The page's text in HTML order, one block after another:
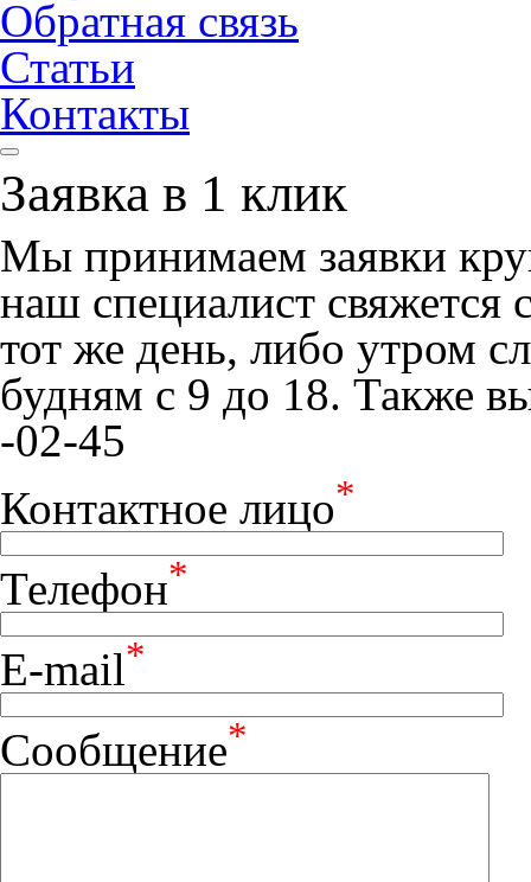
Обратная связь
Статьи
Контакты
Заявка в 1 клик
Мы принимаем заявки
наш специалист свяжется
тот же день, либо утром
будням с 9 до 18. Также
-02-45
Контактное лицо*
Телефон*
E-mail*
Сообщение*